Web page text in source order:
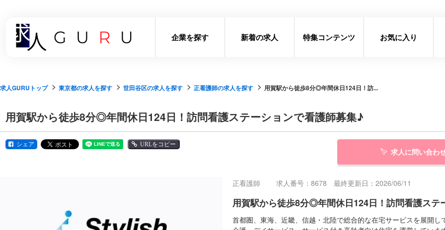
企業を探す 新着の求人 特集コンテンツ お気に入り
求人GURUトップ 東京都の求人を探す 世田谷区の求人を探す 正看護師の求人を探す 用賀駅から徒歩8分◎年間休日124日！訪...
用賀駅から徒歩8分◎年間休日124日！訪問看護ステーションで看護師募集♪
シェア URLをコピー
求人に問い合わ
正看護師 求人番号：8678 最終更新日：2026/06/11
用賀駅から徒歩8分◎年間休日124日！訪問看護ステ
首都圏、東海、近畿、信越・北陸で総合的な在宅サービスを展開